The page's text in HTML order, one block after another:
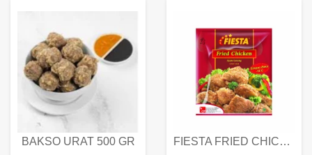
BAKSO URAT 500 GR FIESTA FRIED CHICKEN 500 GR